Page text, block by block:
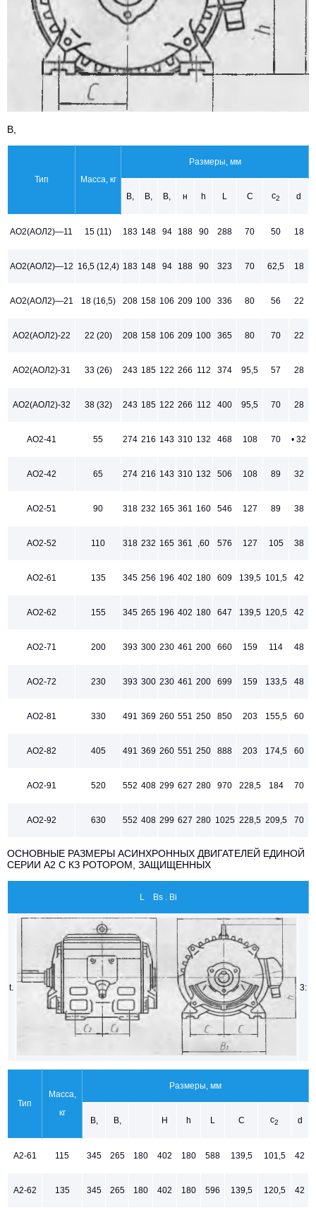
В,
Тип Масса, кг
Размеры, мм
В, В, В, н h L С с2 d
АО2(АОЛ2)—11 15 (11) 183 148 94 188 90 288 70 50 18
АО2(АОЛ2)—12 16,5 (12,4) 183 148 94 188 90 323 70 62,5 18
АО2(АОЛ2)—21 18 (16,5) 208 158 106 209 100 336 80 56 22
АО2(АОЛ2)-22 22 (20) 208 158 106 209 100 365 80 70 22
АО2(АОЛ2)-31 33 (26) 243 185 122 266 112 374 95,5 57 28
АО2(АОЛ2)-32 38 (32) 243 185 122 266 112 400 95,5 70 28
АО2-41 55 274 216 143 310 132 468 108 70 • 32
АО2-42 65 274 216 143 310 132 506 108 89 32
АО2-51 90 318 232 165 361 160 546 127 89 38
АО2-52 110 318 232 165 361 ,60 576 127 105 38
АО2-61 135 345 256 196 402 180 609 139,5 101,5 42
АО2-62 155 345 265 196 402 180 647 139,5 120,5 42
АО2-71 200 393 300 230 461 200 660 159 114 48
АО2-72 230 393 300 230 461 200 699 159 133,5 48
АО2-81 330 491 369 260 551 250 850 203 155,5 60
АО2-82 405 491 369 260 551 250 888 203 174,5 60
АО2-91 520 552 408 299 627 280 970 228,5 184 70
АО2-92 630 552 408 299 627 280 1025 228,5 209,5 70
ОСНОВНЫЕ РАЗМЕРЫ АСИНХРОННЫХ ДВИГАТЕЛЕЙ ЕДИНОЙ
СЕРИИ А2 С КЗ РОТОРОМ, ЗАЩИЩЕННЫХ
L Bs . Bi
t. 3:
Тип
Масса,
кг
Размеры, мм
В, В, Н h L С с2 d
А2-61 115 345 265 180 402 180 588 139,5 101,5 42
А2-62 135 345 265 180 402 180 596 139,5 120,5 42